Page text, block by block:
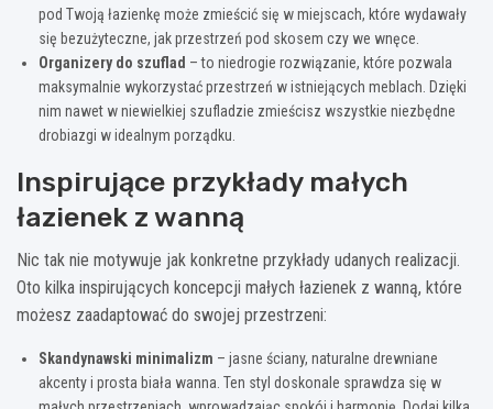
pod Twoją łazienkę może zmieścić się w miejscach, które wydawały
się bezużyteczne, jak przestrzeń pod skosem czy we wnęce.
Organizery do szuflad – to niedrogie rozwiązanie, które pozwala
maksymalnie wykorzystać przestrzeń w istniejących meblach. Dzięki
nim nawet w niewielkiej szufladzie zmieścisz wszystkie niezbędne
drobiazgi w idealnym porządku.
Inspirujące przykłady małych
łazienek z wanną
Nic tak nie motywuje jak konkretne przykłady udanych realizacji.
Oto kilka inspirujących koncepcji małych łazienek z wanną, które
możesz zaadaptować do swojej przestrzeni:
Skandynawski minimalizm – jasne ściany, naturalne drewniane
akcenty i prosta biała wanna. Ten styl doskonale sprawdza się w